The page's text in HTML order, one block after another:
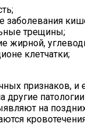
заболевания
трещины;
жирной,
клетчатки;
признаков,
другие
на